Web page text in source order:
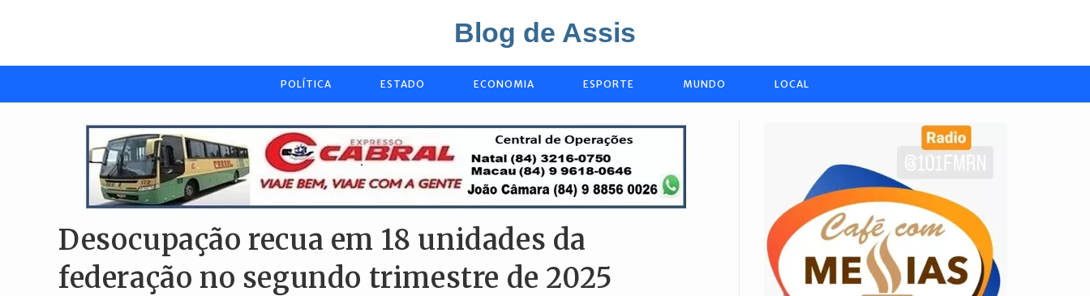
conteúdo
Blog de Assis
POLÍTICA ESTADO ECONOMIA ESPORTE MUNDO LOCAL
Desocupação recua em 18 unidades da
federação no segundo trimestre de 2025